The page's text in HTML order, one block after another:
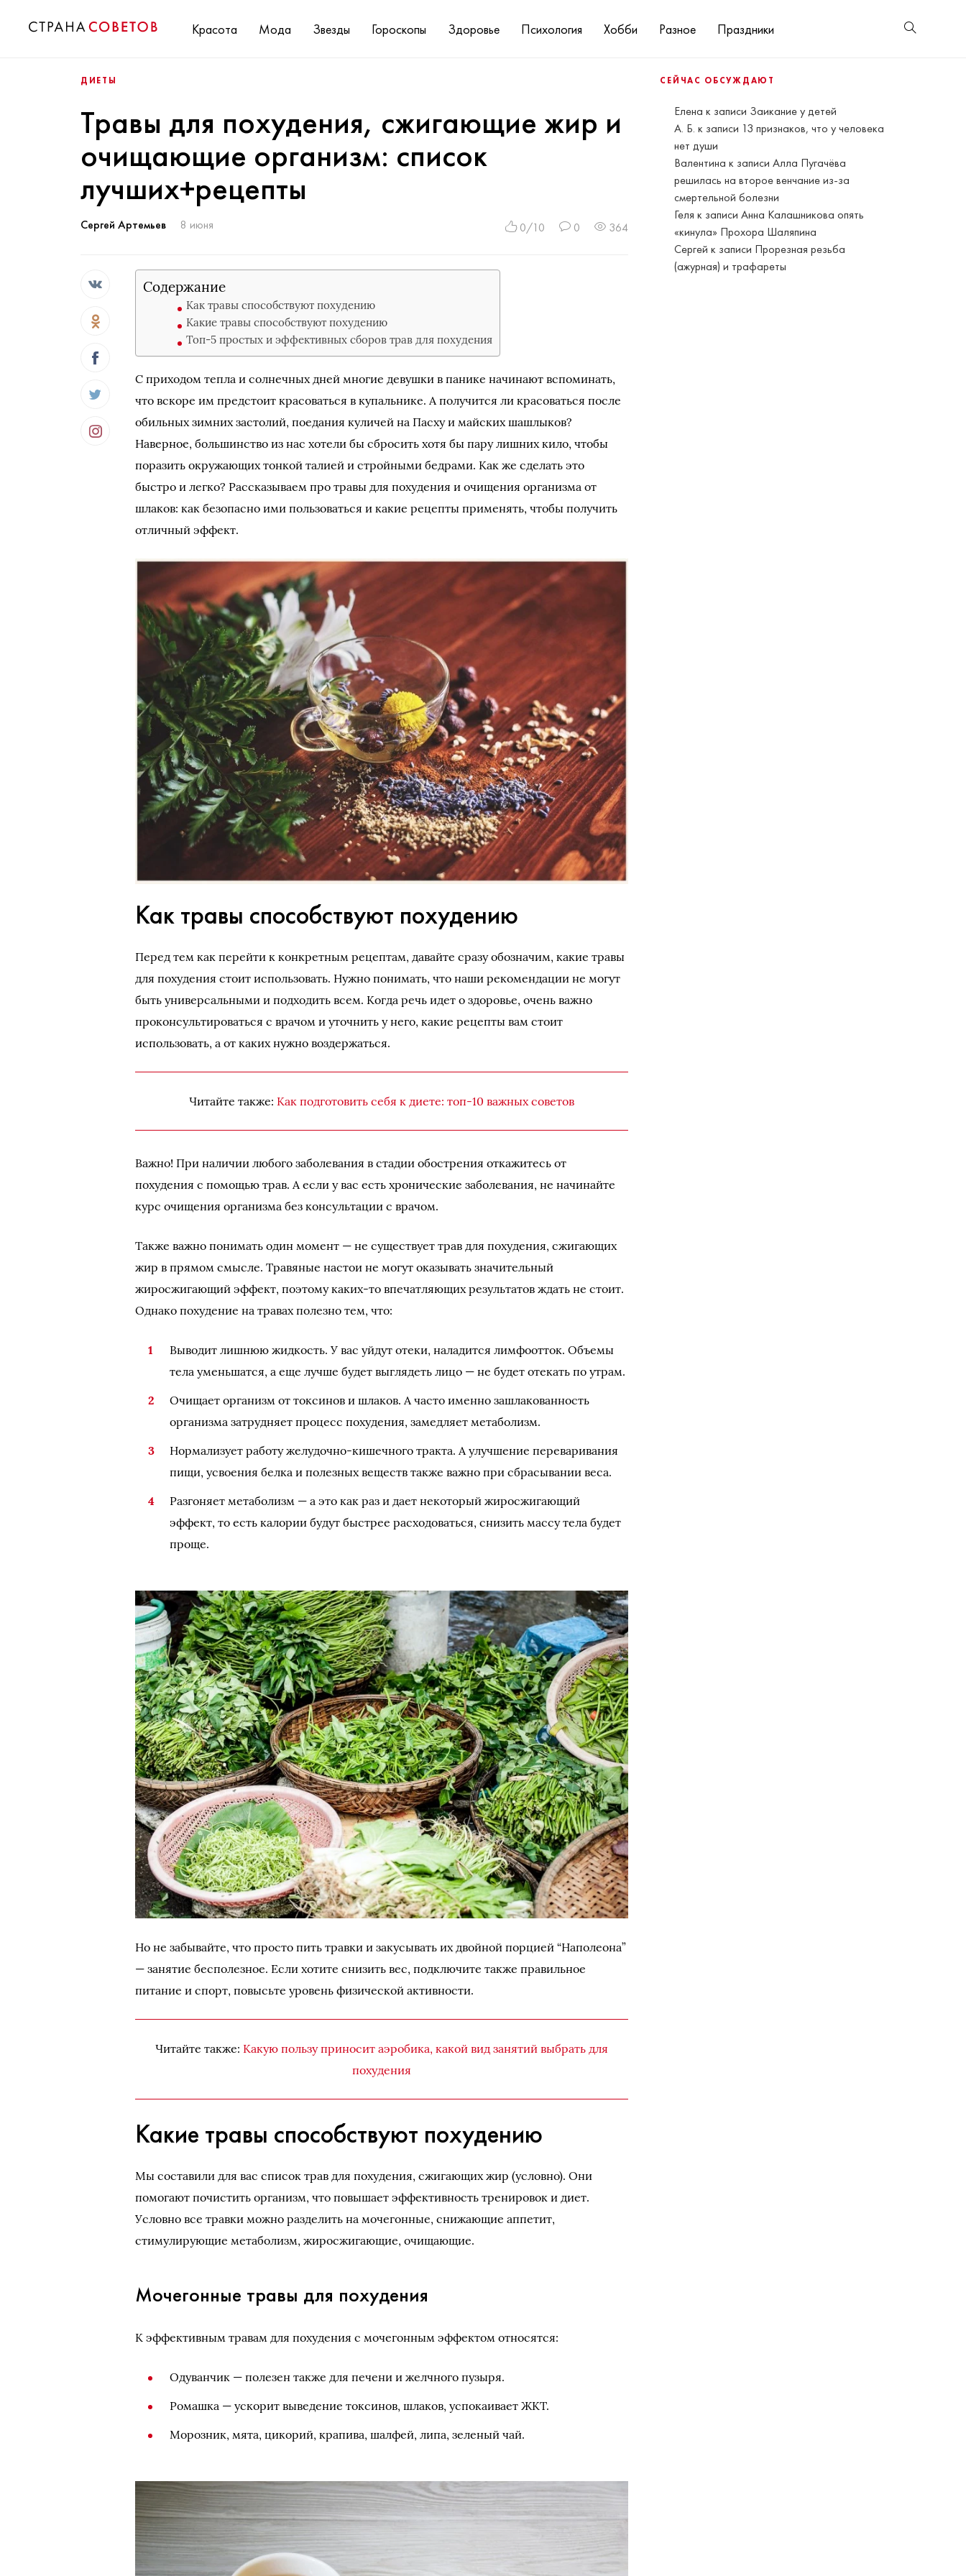
Красота Мода Звезды Гороскопы Здоровье Психология Хобби Разное Праздники
СЕЙЧАС ОБСУЖДАЮТ
Елена к записи Заикание у детей
А. Б. к записи 13 признаков, что у человека
нет души
Валентина к записиАлла Пугачёва
решилась на второе венчание из-за
смертельной болезни
Геля к записиАнна Калашникова опять
«кинула» Прохора Шаляпина
Сергей к записи Прорезная резьба
(ажурная) и трафареты
ДИЕТЫ
Травы для похудения, сжигающие жир и
очищающие организм: список
лучших+рецепты
Сергей Артемьев 8 июня 0/10 0 364
Содержание
Как травы способствуют похудению
Какие травы способствуют похудению
Топ-5 простых и эффективных сборов трав для похудения
С приходом тепла и солнечных дней многие девушки в панике начинают вспоминать,
что вскоре им предстоит красоваться в купальнике. А получится ли красоваться после
обильных зимних застолий, поедания куличей на Пасху и майских шашлыков?
Наверное, большинство из нас хотели бы сбросить хотя бы пару лишних кило, чтобы
поразить окружающих тонкой талией и стройными бедрами. Как же сделать это
быстро и легко? Рассказываем про травы для похудения и очищения организма от
шлаков: как безопасно ими пользоваться и какие рецепты применять, чтобы получить
отличный эффект.
Как травы способствуют похудению
Перед тем как перейти к конкретным рецептам, давайте сразу обозначим, какие травы
для похудения стоит использовать. Нужно понимать, что наши рекомендации не могут
быть универсальными и подходить всем. Когда речь идет о здоровье, очень важно
проконсультироваться с врачом и уточнить у него, какие рецепты вам стоит
использовать, а от каких нужно воздержаться.
Читайте также: Как подготовить себя к диете: топ-10 важных советов
Важно! При наличии любого заболевания в стадии обострения откажитесь от
похудения с помощью трав. А если у вас есть хронические заболевания, не начинайте
курс очищения организма без консультации с врачом.
Также важно понимать один момент — не существует трав для похудения, сжигающих
жир в прямом смысле. Травяные настои не могут оказывать значительный
жиросжигающий эффект, поэтому каких-то впечатляющих результатов ждать не стоит.
Однако похудение на травах полезно тем, что:
Выводит лишнюю жидкость. У вас уйдут отеки, наладится лимфоотток. Объемы
тела уменьшатся, а еще лучше будет выглядеть лицо — не будет отекать по утрам.
Очищает организм от токсинов и шлаков. А часто именно зашлакованность
организма затрудняет процесс похудения, замедляет метаболизм.
Нормализует работу желудочно-кишечного тракта. А улучшение переваривания
пищи, усвоения белка и полезных веществ также важно при сбрасывании веса.
Разгоняет метаболизм — а это как раз и дает некоторый жиросжигающий
эффект, то есть калории будут быстрее расходоваться, снизить массу тела будет
проще.
Но не забывайте, что просто пить травки и закусывать их двойной порцией “Наполеона”
— занятие бесполезное. Если хотите снизить вес, подключите также правильное
питание и спорт, повысьте уровень физической активности.
Читайте также: Какую пользу приносит аэробика, какой вид занятий выбрать для
похудения
Какие травы способствуют похудению
Мы составили для вас список трав для похудения, сжигающих жир (условно). Они
помогают почистить организм, что повышает эффективность тренировок и диет.
Условно все травки можно разделить на мочегонные, снижающие аппетит,
стимулирующие метаболизм, жиросжигающие, очищающие.
Мочегонные травы для похудения
К эффективным травам для похудения с мочегонным эффектом относятся:
Одуванчик — полезен также для печени и желчного пузыря.
Ромашка — ускорит выведение токсинов, шлаков, успокаивает ЖКТ.
Морозник, мята, цикорий, крапива, шалфей, липа, зеленый чай.